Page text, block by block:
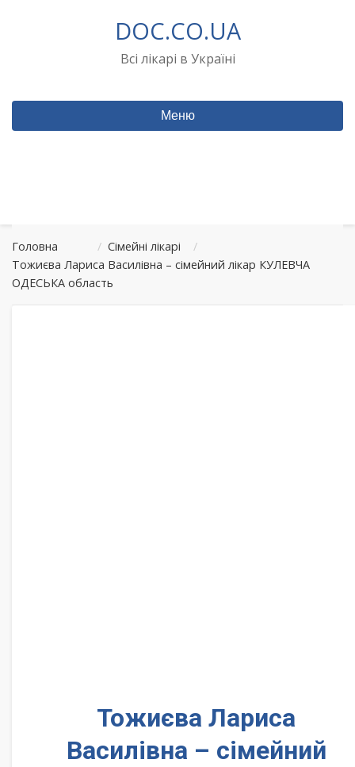
DOC.CO.UA
Всі лікарі в Україні
Меню
Головна / Сімейні лікарі
/
Тожиєва Лариса Василівна – сімейний лікар КУЛЕВЧА
ОДЕСЬКА область
Тожиєва Лариса
Василівна – сімейний